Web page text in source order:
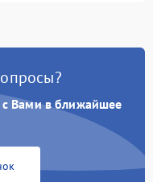
с Вами в ближайшее